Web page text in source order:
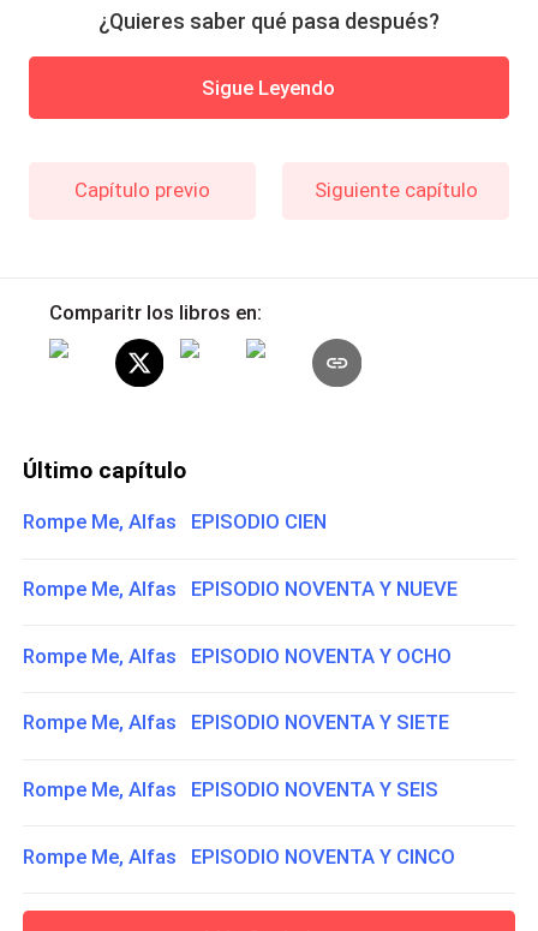
¿Quieres saber qué pasa después?
Sigue Leyendo
Capítulo previo Siguiente capítulo
Comparitr los libros en:
Último capítulo
Rompe Me, Alfas EPISODIO CIEN
Rompe Me, Alfas EPISODIO NOVENTA Y NUEVE
Rompe Me, Alfas EPISODIO NOVENTA Y OCHO
Rompe Me, Alfas EPISODIO NOVENTA Y SIETE
Rompe Me, Alfas EPISODIO NOVENTA Y SEIS
Rompe Me, Alfas EPISODIO NOVENTA Y CINCO